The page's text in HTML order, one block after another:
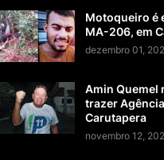
Motoqueiro é
MA-206, em
dezembro 01,
Amin Quemel
trazer
Carutapera
novembro 12,